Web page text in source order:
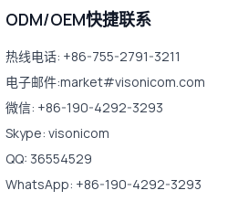
ODM/OEM快捷联系
热线电话: +86-755-2791-3211
电子邮件:market#visonicom.com
微信: +86-190-4292-3293
Skype: visonicom
QQ: 36554529
WhatsApp: +86-190-4292-3293